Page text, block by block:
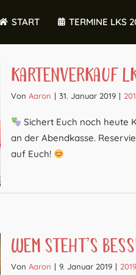
START TERMINE LKS
Kartenverkauf
Von Aaron | 31. Januar 2019 |
Sichert Euch noch heute
an der Abendkasse.
auf Euch!
Wem steht’s
Von Aaron | 9. Januar 2019 | 2019